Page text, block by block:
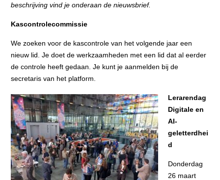
beschrijving vind je onderaan de nieuwsbrief.
Kascontrolecommissie
We zoeken voor de kascontrole van het volgende jaar een
nieuw lid. Je doet de werkzaamheden met een lid dat al eerder
de controle heeft gedaan. Je kunt je aanmelden bij de
secretaris van het platform.
Lerarendag
Digitale en
AI-
geletterdhei
d
Donderdag
26 maart